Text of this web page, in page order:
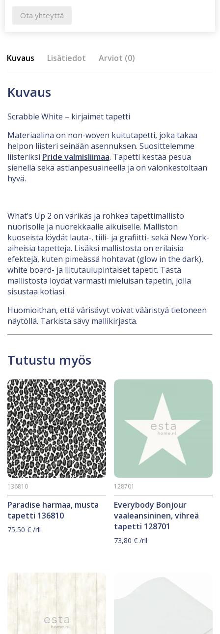
Ota yhteyttä
Kuvaus Lisätiedot Arviot (0)
Kuvaus
Scrabble White – kirjaimet tapetti
Materiaalina on non-woven kuitutapetti, joka takaa
helpon liisteri seinään asennuksen. Suosittelemme
liisteriksi Pride valmisliimaa. Tapetti kestää pesua
sienellä sekä astianpesuaineella ja on valonkestoltaan
hyvä.
What’s Up 2 on värikäs ja rohkea tapettimallisto
nuorisolle ja nuorekkaalle aikuiselle. Malliston
kuoseista löydät lauta-, tiili- ja grafiitti- sekä New York-
aiheisia tapetteja. Lisäksi mallistosta on erilaisia
efektejä, kuten pimeässä hohtavat (glow in the dark),
white board- ja liitutaulupintaiset tapetit. Tästä
mallistosta löydät varmasti mieluisan tapetin, jolla
sisustaa kotiasi.
Huomioithan, että värisävyt voivat vääristyä tietoneen
näytöllä. Tarkista sävy mallikirjasta.
Tutustu myös
Paradise harmaa, musta
tapetti 136810
136810
75,50 € /rll
Everybody Bonjour
vaaleansininen, vihreä
tapetti 128701
128701
73,80€ /rll